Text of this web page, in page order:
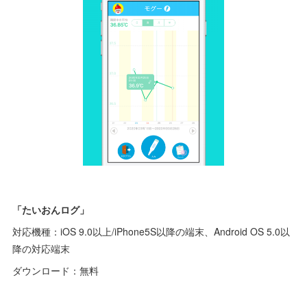
「たいおんログ」
対応機種：iOS 9.0以上/iPhone5S以降の端末、Android OS 5.0以
降の対応端末
ダウンロード：無料